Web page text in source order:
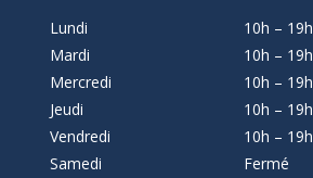
Lundi
10h – 19h
Mardi
10h – 19h
Mercredi
10h – 19h
Jeudi
10h – 19h
Vendredi
10h – 19h
Samedi
Fermé